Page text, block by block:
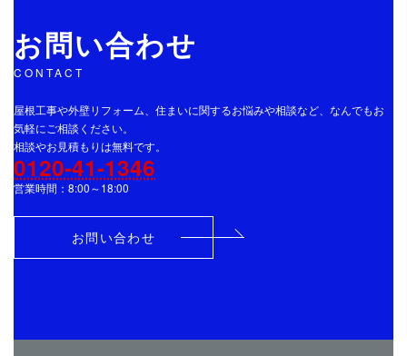
お問い合わせ
CONTACT
屋根工事や外壁リフォーム、住まいに関するお悩みや相談など、なんでもお
気軽にご相談ください。
相談やお見積もりは無料です。
0120-41-1346
営業時間：8:00～18:00
お問い合わせ